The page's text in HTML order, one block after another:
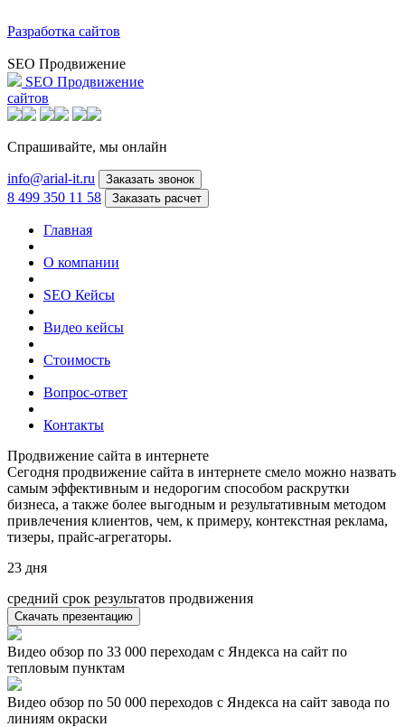
Разработка сайтов
SEO Продвижение
SEO Продвижение
сайтов
Спрашивайте, мы онлайн
info@arial-it.ru Заказать звонок
8 499 350 11 58 Заказать расчет
Главная
О компании
SEO Кейсы
Видео кейсы
Стоимость
Вопрос-ответ
Контакты
Продвижение сайта в интернете
Сегодня продвижение сайта в интернете смело можно назвать
самым эффективным и недорогим способом раскрутки
бизнеса, а также более выгодным и результативным методом
привлечения клиентов, чем, к примеру, контекстная реклама,
тизеры, прайс-агрегаторы.
23 дня
средний срок результатов продвижения
Скачать презентацию
Видео обзор по 33 000 переходам с Яндекса на сайт по
тепловым пунктам
Видео обзор по 50 000 переходов с Яндекса на сайт завода по
линиям окраски